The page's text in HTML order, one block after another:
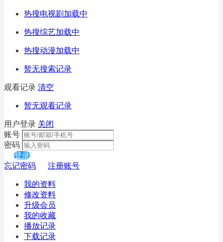
热搜电视剧加载中
热搜综艺加载中
热搜动漫加载中
暂无搜索记录
观看记录 清空
暂无观看记录
用户登录 关闭
账号
密码
登录
忘记密码
注册账号
我的资料
修改资料
升级会员
我的收藏
播放记录
下载记录